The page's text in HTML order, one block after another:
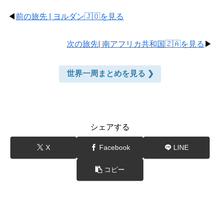
◀前の旅先 | ヨルダン🇯🇴を見る
次の旅先| 南アフリカ共和国🇿🇦を見る ▶
世界一周まとめを見る ❯
シェアする
X Facebook LINE
コピー